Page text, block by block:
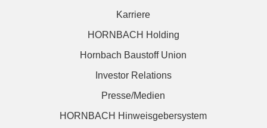
Karriere
HORNBACH Holding
Hornbach Baustoff Union
Investor Relations
Presse/Medien
HORNBACH Hinweisgebersystem